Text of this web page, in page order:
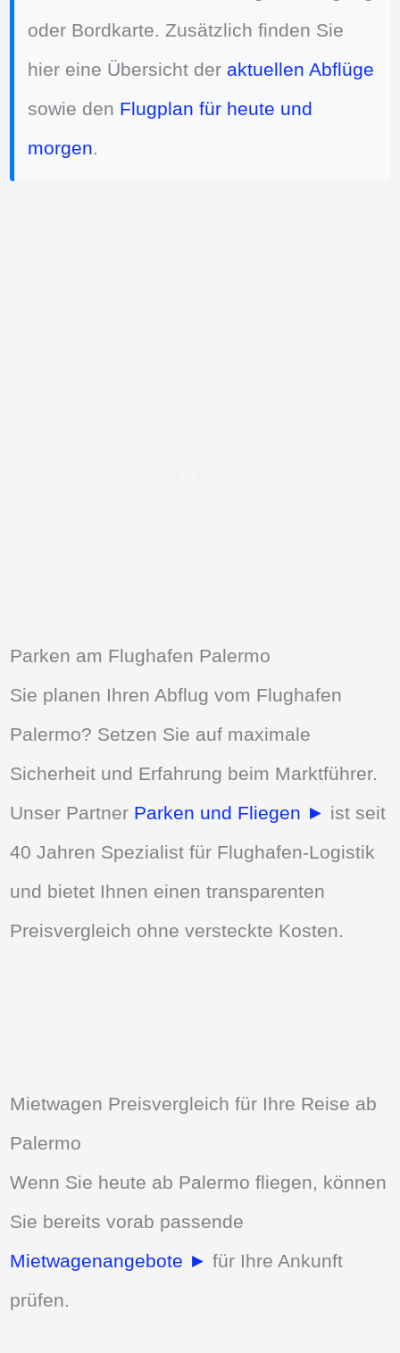
oder Bordkarte. Zusätzlich finden Sie
hier eine Übersicht der aktuellen Abflüge
sowie den Flugplan für heute und
morgen.
Parken am Flughafen Palermo
Sie planen Ihren Abflug vom Flughafen
Palermo? Setzen Sie auf maximale
Sicherheit und Erfahrung beim Marktführer.
Unser Partner Parken und Fliegen ► ist seit
40 Jahren Spezialist für Flughafen-Logistik
und bietet Ihnen einen transparenten
Preisvergleich ohne versteckte Kosten.
Mietwagen Preisvergleich für Ihre Reise ab
Palermo
Wenn Sie heute ab Palermo fliegen, können
Sie bereits vorab passende
Mietwagenangebote ► für Ihre Ankunft
prüfen.